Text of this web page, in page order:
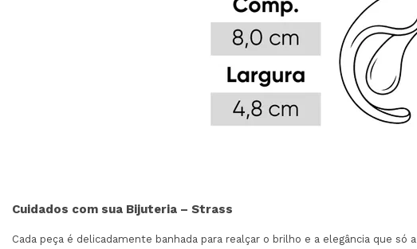
Cuidados com sua Bijuteria – Strass
Cada peça é delicadamente banhada para realçar o brilho e a elegância que só a